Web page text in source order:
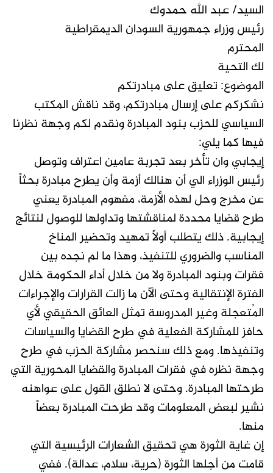
السيد/ عبد الله حمدوك
رئيس وزراء جمهورية السودان الديمقراطية
المحترم
لك التحية
الموضوع: تعليق على مبادرتكم
نشكركم على إرسال مبادرتكم، وقد ناقش المكتب
السياسي للحزب بنود المبادرة ونقدم لكم وجهة نظرنا
فيها كما يلي:
إيجابي وان تأخر بعد تجربة عامين اعتراف وتوصل
رئيس الوزراء الي أن هنالك أزمة وأن يطرح مبادرة بحثاً
عن مخرج وحل لهذه الأزمة، مفهوم المبادرة يعني
طرح قضايا محددة لمناقشتها وتداولها للوصول لنتائج
إيجابية. ذلك يتطلب أولاً تمهيد وتحضير المناخ
المناسب والضروري للتنفيذ، وهذا ما لم نجده بين
فقرات وبنود المبادرة ولا من خلال أداء الحكومة خلال
الفترة الإنتقالية وحتى الآن ما زالت القرارات والإجراءات
المُتعجلة وغير المدروسة تمثل العائق الحقيقي لأي
حافز للمشاركة الفعلية في طرح القضايا والسياسات
وتنفيذها. ومع ذلك سنحصر مشاركة الحزب في طرح
وجهة نظره في فقرات المبادرة والقضايا المحورية التي
طرحتها المبادرة. وحتى لا نطلق القول على عواهنه
نشير لبعض المعلومات وقد طرحت المبادرة بعضاً
منها.
إن غاية الثورة هي تحقيق الشعارات الرئيسية التي
قامت من أجلها الثورة (حرية، سلام، عدالة). ففي